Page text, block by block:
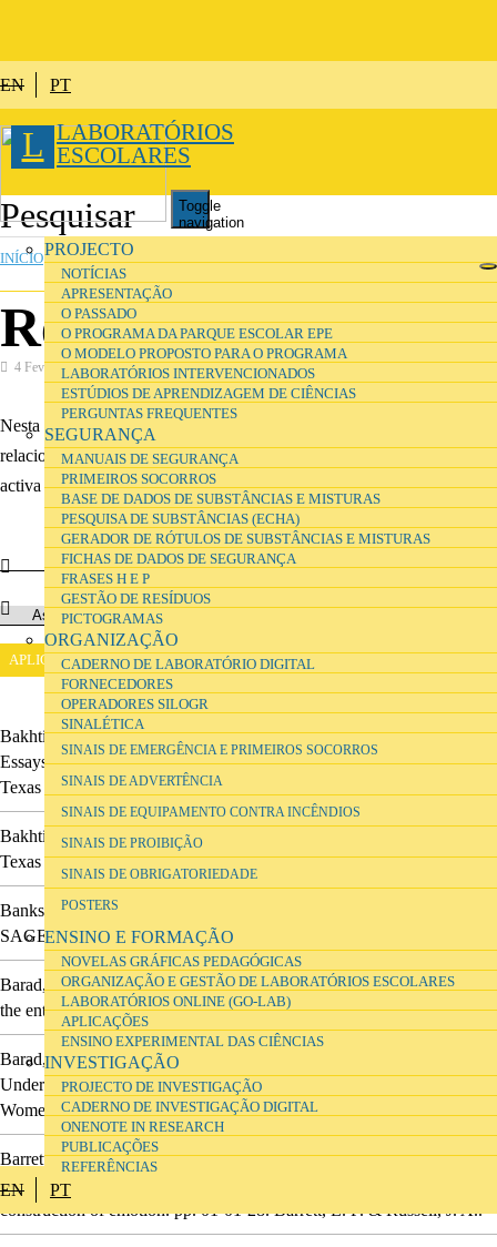
EN PT
L LABORATÓRIOS
ESCOLARES
Toggle
navigation
PROJECTO
NOTÍCIAS
APRESENTAÇÃO
O PASSADO
O PROGRAMA DA PARQUE ESCOLAR EPE
O MODELO PROPOSTO PARA O PROGRAMA
LABORATÓRIOS INTERVENCIONADOS
ESTÚDIOS DE APRENDIZAGEM DE CIÊNCIAS
PERGUNTAS FREQUENTES
SEGURANÇA
MANUAIS DE SEGURANÇA
PRIMEIROS SOCORROS
BASE DE DADOS DE SUBSTÂNCIAS E MISTURAS
PESQUISA DE SUBSTÂNCIAS (ECHA)
GERADOR DE RÓTULOS DE SUBSTÂNCIAS E MISTURAS
FICHAS DE DADOS DE SEGURANÇA
FRASES H E P
GESTÃO DE RESÍDUOS
PICTOGRAMAS
ORGANIZAÇÃO
CADERNO DE LABORATÓRIO DIGITAL
FORNECEDORES
OPERADORES SILOGR
SINALÉTICA
SINAIS DE EMERGÊNCIA E PRIMEIROS SOCORROS
SINAIS DE ADVERTÊNCIA
SINAIS DE EQUIPAMENTO CONTRA INCÊNDIOS
SINAIS DE PROIBIÇÃO
SINAIS DE OBRIGATORIEDADE
POSTERS
ENSINO E FORMAÇÃO
NOVELAS GRÁFICAS PEDAGÓGICAS
ORGANIZAÇÃO E GESTÃO DE LABORATÓRIOS ESCOLARES
LABORATÓRIOS ONLINE (GO-LAB)
APLICAÇÕES
ENSINO EXPERIMENTAL DAS CIÊNCIAS
INVESTIGAÇÃO
PROJECTO DE INVESTIGAÇÃO
CADERNO DE INVESTIGAÇÃO DIGITAL
ONENOTE IN RESEARCH
PUBLICAÇÕES
REFERÊNCIAS
EN PT
ESTÁ AQUI
INÍCIO»INVESTIGAÇÃO
Referências
4 Fevereiro 2017 Investigação
Nesta secção pode consultar referências de projectos e bibliografia
relacionadas com a investigação sobre ambientes de aprendizagem
activa para o ensino das ciências e temas relacionados.
Bakhtin, M. M. (1990). Art and Answerability. Early Philosophical
Essays. Ed. 1. Holquist, Michael & Liapunov, Vadim. University of
Texas Press.
Bakhtin, M. M. (2010). Toward a Philosophy of the Act
Texas Press.
Banks, Marcus (2008).
SAGE.
Barad, K. (2007). Meeting the universe halfway: Quantum physics and
the entanglement of matter and meaning.
Barad, Karen (2003). Posthumanist Performativity: Toward an
Understanding of How Matter Comes to Matter
Women in Culture and Society Vol. 28 , No. 3,
Barrett, L. F.; Wilson-Mendenhall, Christine D. & Barsalou, Lawrence
W.
(2015).
construction of emotion. pp. 01-01-28. Barrett, L. F. & Russell, J. A..